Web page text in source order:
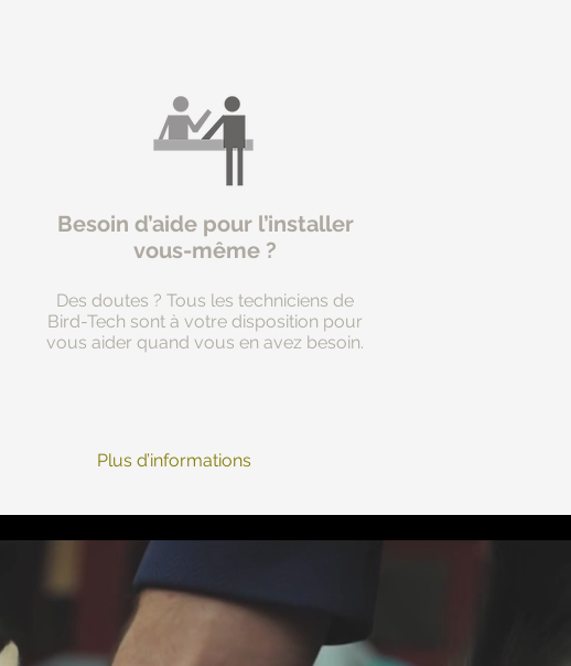
Besoin d’aide pour l’installer
vous-même ?
Des doutes ? Tous les techniciens de
Bird-Tech sont à votre disposition pour
vous aider quand vous en avez besoin.
Plus d’informations